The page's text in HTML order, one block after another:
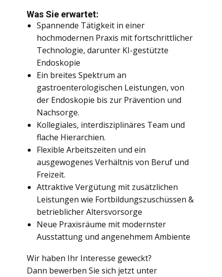
Was Sie erwartet:
Spannende Tätigkeit in einer
hochmodernen Praxis mit fortschrittlicher
Technologie, darunter KI-gestützte
Endoskopie
Ein breites Spektrum an
gastroenterologischen Leistungen, von
der Endoskopie bis zur Prävention und
Nachsorge.
Kollegiales, interdisziplinäres Team und
flache Hierarchien.
Flexible Arbeitszeiten und ein
ausgewogenes Verhältnis von Beruf und
Freizeit.
Attraktive Vergütung mit zusätzlichen
Leistungen wie Fortbildungszuschüssen &
betrieblicher Altersvorsorge
Neue Praxisräume mit modernster
Ausstattung und angenehmem Ambiente
Wir haben Ihr Interesse geweckt?
Dann bewerben Sie sich jetzt unter